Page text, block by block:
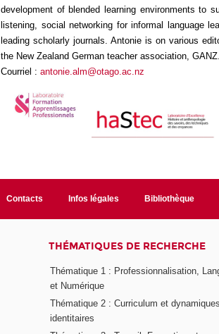
development of blended learning environments to
listening, social networking for informal language
leading scholarly journals. Antonie is on various
the New Zealand German teacher association, GANZ.
Courriel :antonie.alm@otago.ac.nz
Contacts Infos légales Bibliothèque
THÉMATIQUES DE RECHERCHE
Thématique 1 : Professionnalisation,
et Numérique
Thématique 2 : Curriculum et dynamiques
identitaires